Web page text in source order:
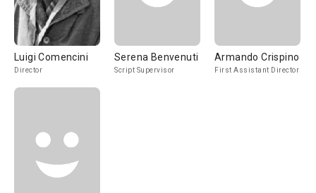
Luigi Comencini
Director
Serena Benvenuti
Script Supervisor
Armando Crispino
First Assistant Director